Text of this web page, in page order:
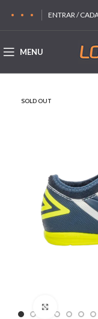
ENTRAR /
MENU
SOLD OUT